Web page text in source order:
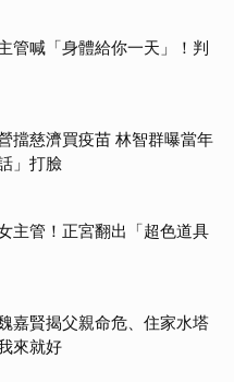
管喊「身體給你一天」！判
擋慈濟買疫苗 林智群曝當年
」打臉
主管！正宮翻出「超色道具
嘉賢揭父親命危、住家水塔
來就好